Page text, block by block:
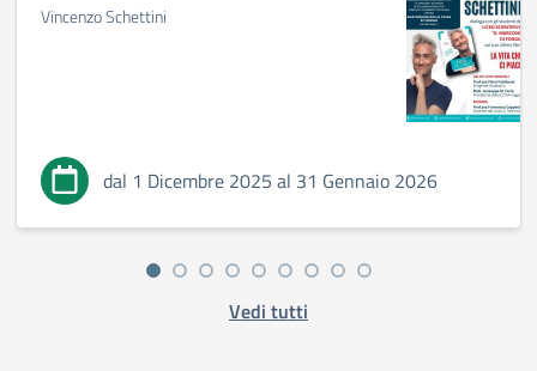
Vincenzo Schettini
dal 1 Dicembre 2025 al 31 Gennaio 2026
Vedi tutti